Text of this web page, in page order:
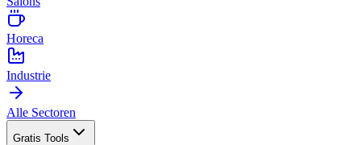
Horeca
Industrie
Alle Sectoren
Gratis Tools